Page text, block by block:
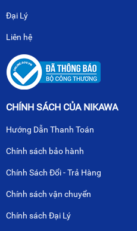
Đại Lý
Liên hệ
CHÍNH SÁCH CỦA NIKAWA
Hướng Dẫn Thanh Toán
Chính sách bảo hành
Chính Sách Đổi - Trả Hàng
Chính sách vận chuyển
Chính sách Đại Lý